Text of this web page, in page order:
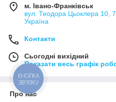
м. Івано-Франківськ
вул. Теодора Цьоклера 10,
Україна
Контакти
Сьогодні вихідний
Показати весь графік
Про нас
КНОПКА
ЗВ'ЯЗКУ